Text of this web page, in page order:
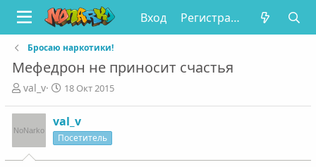
Вход Регистрация
Бросаю наркотики!
Мефедрон не приносит счастья
А
т
о
т
val_v
Д
т
а
н
18 Окт 2015
val_v
Посетитель